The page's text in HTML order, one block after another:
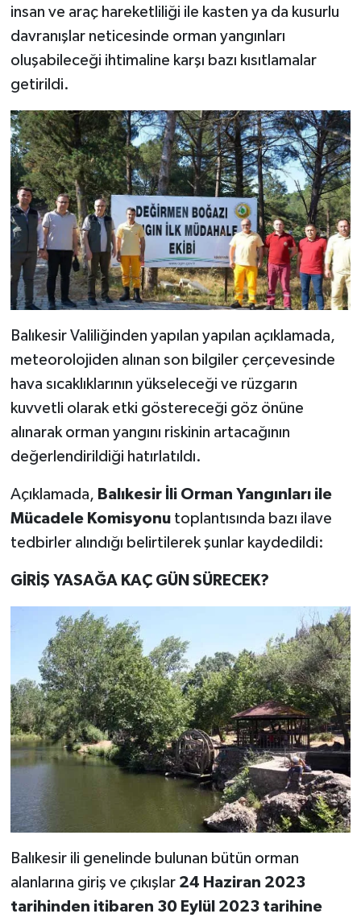
insan ve araç hareketliliği ile kasten ya da kusurlu
davranışlar neticesinde orman yangınları
oluşabileceği ihtimaline karşı bazı kısıtlamalar
getirildi.
Balıkesir Valiliğinden yapılan yapılan açıklamada,
meteorolojiden alınan son bilgiler çerçevesinde
hava sıcaklıklarının yükseleceği ve rüzgarın
kuvvetli olarak etki göstereceği göz önüne
alınarak orman yangını riskinin artacağının
değerlendirildiği hatırlatıldı.
Açıklamada, Balıkesir İli Orman Yangınları ile
Mücadele Komisyonu toplantısında bazı ilave
tedbirler alındığı belirtilerek şunlar kaydedildi:
GİRİŞ YASAĞA KAÇ GÜN SÜRECEK?
Balıkesir ili genelinde bulunan bütün orman
alanlarına giriş ve çıkışlar24 Haziran 2023
tarihinden itibaren 30 Eylül 2023 tarihine